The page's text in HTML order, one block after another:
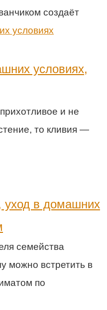
создаёт
условиях,
и не
то кливия —
уход в домашних
семейства
можно встретить в
по